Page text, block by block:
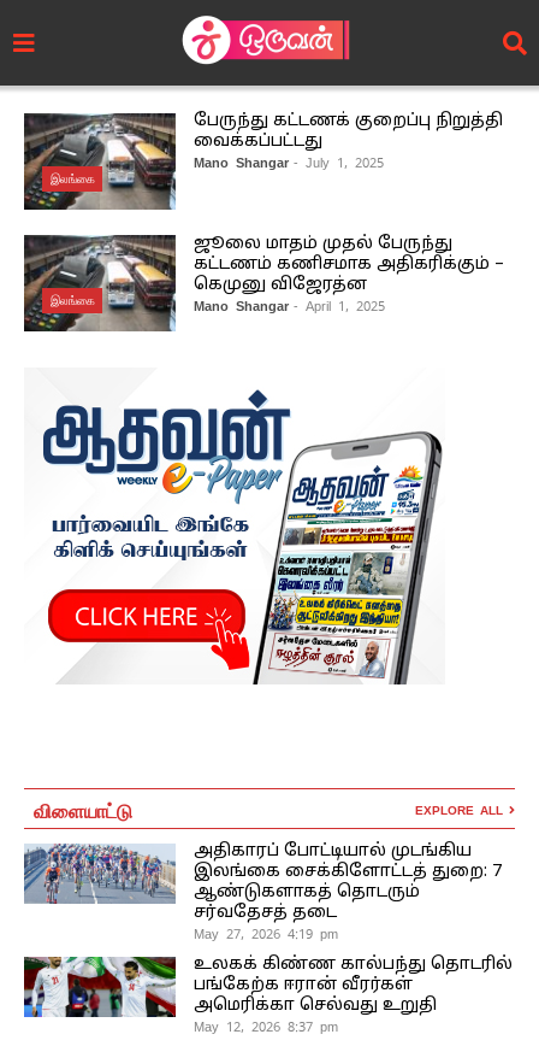
இலங்கை
பேருந்து கட்டணக் குறைப்பு நிறுத்தி
வைக்கப்பட்டது
Mano Shangar - July 1, 2025
இலங்கை
ஜூலை மாதம் முதல் பேருந்து
கட்டணம் கணிசமாக அதிகரிக்கும் –
கெமுனு விஜேரத்ன
Mano Shangar - April 1, 2025
விளையாட்டு EXPLORE ALL
அதிகாரப் போட்டியால் முடங்கிய
இலங்கை சைக்கிளோட்டத் துறை: 7
ஆண்டுகளாகத் தொடரும்
சர்வதேசத் தடை
May 27, 2026 4:19 pm
உலகக் கிண்ண கால்பந்து தொடரில்
பங்கேற்க ஈரான் வீரர்கள்
அமெரிக்கா செல்வது உறுதி
May 12, 2026 8:37 pm